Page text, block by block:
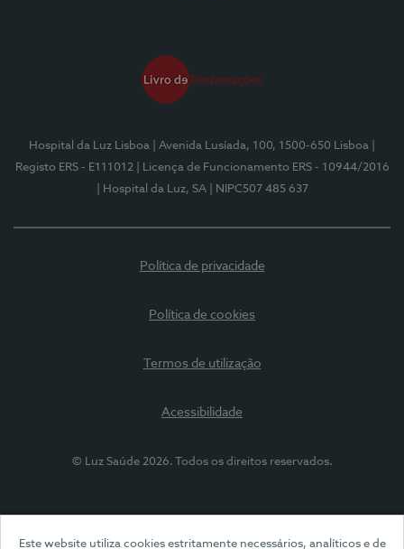
Este website utiliza cookies estritamente necessários, analíticos e de
Hospital da Luz Lisboa | Avenida Lusíada, 100, 1500-650 Lisboa
Registo ERS - E111012
| Licença de Funcionamento ERS - 10944/2016
| Hospital da Luz, SA
| NIPC507 485 637
Política de privacidade
Política de cookies
Termos de utilização
Acessibilidade
© Luz Saúde 2026. Todos os direitos reservados.